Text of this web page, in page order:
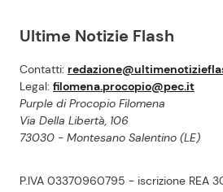
Ultime Notizie Flash
Contatti:
Legal: filomena.procopio@pec.it
Purple di Procopio Filomena
Via Della Libertà, 106
73030 - Montesano Salentino (LE)
P.IVA 03370960795 - iscrizione REA